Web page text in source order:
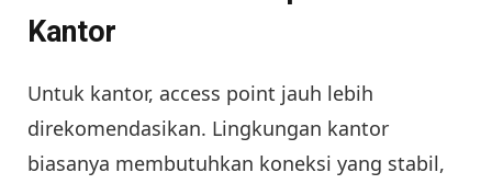
Kantor
Untuk kantor, access point jauh lebih
direkomendasikan. Lingkungan kantor
biasanya membutuhkan koneksi yang stabil,